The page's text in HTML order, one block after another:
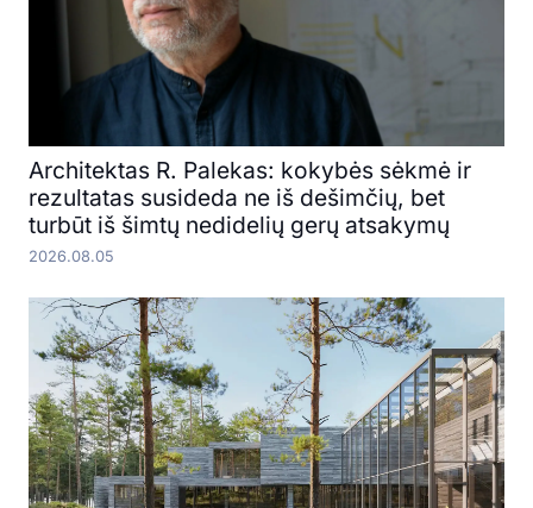
Architektas R. Palekas: kokybės sėkmė ir
rezultatas susideda ne iš dešimčių, bet
turbūt iš šimtų nedidelių gerų atsakymų
2026.08.05